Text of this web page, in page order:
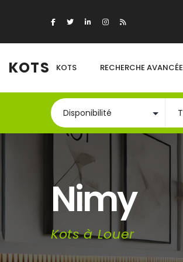
KOTS KOTS RECHERCHE AVANCÉE
Nimy
Kots à Louer